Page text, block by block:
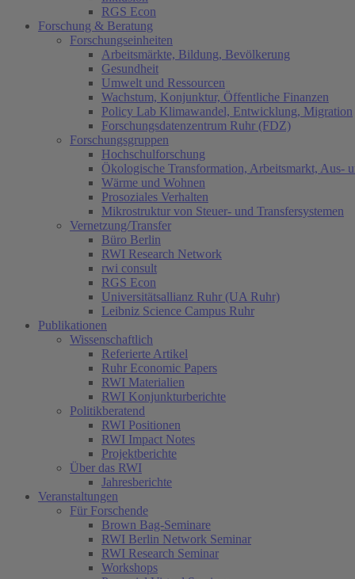
RGS Econ
Forschung & Beratung
Forschungseinheiten
Arbeitsmärkte, Bildung, Bevölkerung
Gesundheit
Umwelt und Ressourcen
Wachstum, Konjunktur, Öffentliche Finanzen
Policy Lab Klimawandel, Entwicklung, Migration
Forschungsdatenzentrum Ruhr (FDZ)
Forschungsgruppen
Hochschulforschung
Ökologische Transformation, Arbeitsmarkt, Aus-
Wärme und Wohnen
Prosoziales Verhalten
Mikrostruktur von Steuer- und Transfersystemen
Vernetzung/Transfer
Büro Berlin
RWI Research Network
rwi consult
RGS Econ
Universitätsallianz Ruhr (UA Ruhr)
Leibniz Science Campus Ruhr
Publikationen
Wissenschaftlich
Referierte Artikel
Ruhr Economic Papers
RWI Materialien
RWI Konjunkturberichte
Politikberatend
RWI Positionen
RWI Impact Notes
Projektberichte
Über das RWI
Jahresberichte
Veranstaltungen
Für Forschende
Brown Bag-Seminare
RWI Berlin Network Seminar
RWI Research Seminar
Workshops